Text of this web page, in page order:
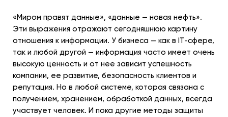
«Миром правят данные», «данные — новая нефть».
Эти выражения отражают сегодняшнюю картину
отношения к информации. У бизнеса — как в IT-сфере,
так и любой другой — информация часто имеет очень
высокую ценность и от нее зависит успешность
компании, ее развитие, безопасность клиентов и
репутация. Но в любой системе, которая связана с
получением, хранением, обработкой данных, всегда
участвует человек. И пока другие методы защиты